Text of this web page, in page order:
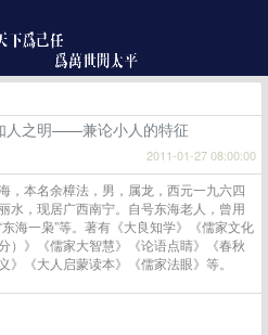
人之明——兼论小人的特征
2011-01-27 08:00:00
，本名余樟法，男，属龙，西元一九六四
水，现居广西南宁。自号东海老人，曾用
海一枭”等。著有《大良知学》《儒家文化
）》《儒家大智慧》《论语点睛》《春秋
》《大人启蒙读本》《儒家法眼》等。